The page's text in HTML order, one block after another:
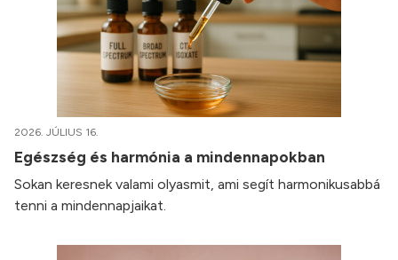
2026. JÚLIUS 16.
Egészség és harmónia a mindennapokban
Sokan keresnek valami olyasmit, ami segít harmonikusabbá
tenni a mindennapjaikat.